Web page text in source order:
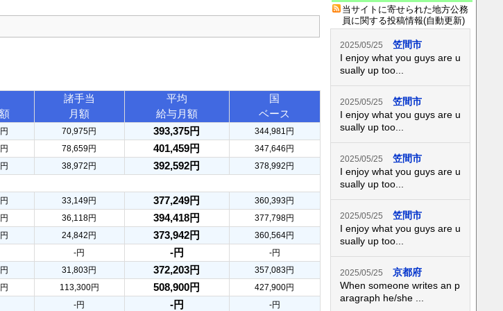
諸手当
月額
平均
給与月額
国
ベース
70,975円 393,375円 344,981円
78,659円 401,459円 347,646円
38,972円 392,592円 378,992円
33,149円 377,249円
360,393円
36,118円 394,418円
377,798円
24,842円 373,942円
360,564円
-円 -円
-円
31,803円 372,203円
357,083円
113,300円 508,900円
427,900円
-円 -円
-円
当サイトに寄せられた地方公務
員に関する投稿情報(自動更新)
2025/05/25
笠間市
I enjoy what you guys are u
sually up too...
2025/05/25
笠間市
I enjoy what you guys are u
sually up too...
2025/05/25
笠間市
I enjoy what you guys are u
sually up too...
2025/05/25
笠間市
I enjoy what you guys are u
sually up too...
2025/05/25
京都府
When someone writes an p
aragraph he/she ...